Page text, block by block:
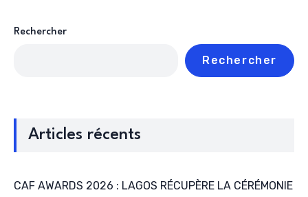
Rechercher
Rechercher
Articles récents
CAF AWARDS 2026 : LAGOS RÉCUPÈRE LA CÉRÉMONIE